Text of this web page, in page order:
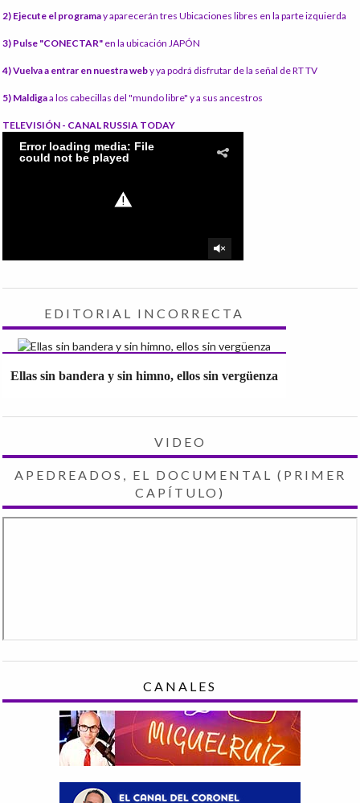
2) Ejecute el programay aparecerán tres Ubicaciones libres en la parte izquierda
3) Pulse "CONECTAR" en la ubicación JAPÓN
4) Vuelva a entrar en nuestra weby ya podrá disfrutar de la señal de RT TV
5) Maldigaa los cabecillas del "mundo libre" y a sus ancestros
TELEVISIÓN - CANAL RUSSIA TODAY
EDITORIAL INCORRECTA
Ellas sin bandera y sin himno, ellos sin vergüenza
VIDEO
APEDREADOS, EL DOCUMENTAL (PRIMER
CAPÍTULO)
CANALES